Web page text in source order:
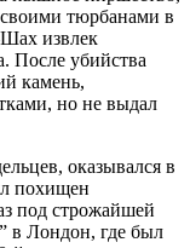
тюрбанами в
Шах извлек
После убийства
камень,
но не выдал
оказывался в
похищен
под строжайшей
в Лондон, где был